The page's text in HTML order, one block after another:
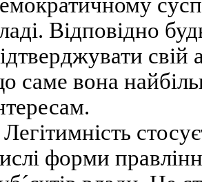
Відповідно
свій
саме вона
Легітимність
форми